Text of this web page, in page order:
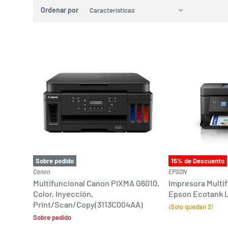
Ordenar por
Sobre pedido
Canon
Multifuncional Canon PIXMA G6010,
Color, Inyección,
Print/Scan/Copy(3113C004AA)
Sobre pedido
15% de Descuento
EPSON
Impresora
Epson Ecotank
¡Solo quedan 2!